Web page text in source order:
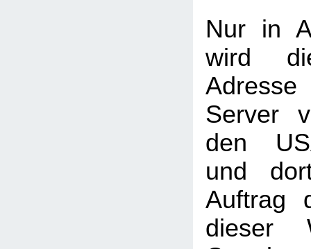
Nur in
wird
Server
den
und
Auftrag
dieser